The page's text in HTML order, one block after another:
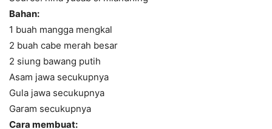
Bahan:
1 buah mangga mengkal
2 buah cabe merah besar
2 siung bawang putih
Asam jawa secukupnya
Gula jawa secukupnya
Garam secukupnya
Cara membuat: